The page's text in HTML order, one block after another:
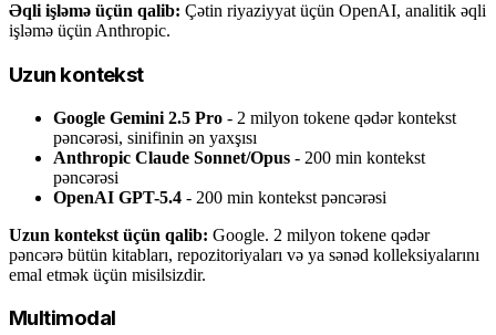
Əqli işləmə üçün qalib: Çətin riyaziyyat üçün OpenAI, analitik əqli
işləmə üçün Anthropic.
Uzun kontekst
Google Gemini 2.5 Pro - 2 milyon tokene qədər kontekst
pəncərəsi, sinifinin ən yaxşısı
Anthropic Claude Sonnet/Opus - 200 min kontekst
pəncərəsi
OpenAI GPT-5.4 - 200 min kontekst pəncərəsi
Uzun kontekst üçün qalib: Google. 2 milyon tokene qədər
pəncərə bütün kitabları, repozitoriyaları və ya sənəd kolleksiyalarını
emal etmək üçün misilsizdir.
Multimodal